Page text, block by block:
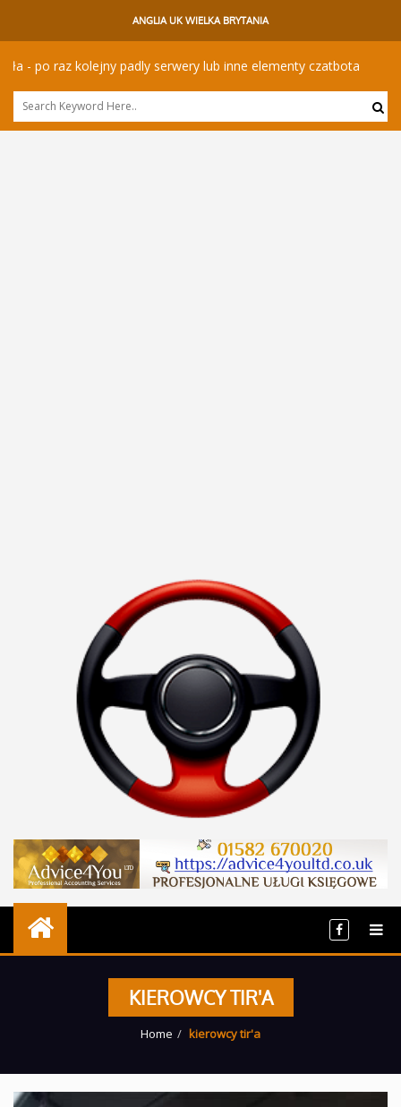
ANGLIA UK WIELKA BRYTANIA
raz kolejny padly serwery lub inne elementy czatbota
KIEROWCY TIR'A
Home kierowcy tir'a